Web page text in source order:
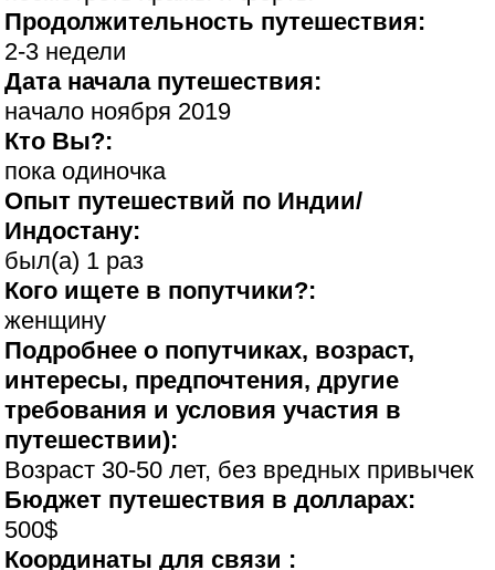
Продолжительность путешествия:
2-3 недели
Дата начала путешествия:
начало ноября 2019
Кто Вы?:
пока одиночка
Опыт путешествий по Индии/
Индостану:
был(а) 1 раз
Кого ищете в попутчики?:
женщину
Подробнее о попутчиках, возраст,
интересы, предпочтения, другие
требования и условия участия в
путешествии):
Возраст 30-50 лет, без вредных привычек
Бюджет путешествия в долларах:
500$
Координаты для связи :